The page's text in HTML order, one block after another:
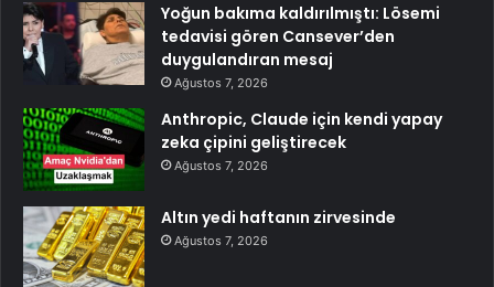
Yoğun bakıma kaldırılmıştı: Lösemi
tedavisi gören Cansever’den
duygulandıran mesaj
Ağustos 7, 2026
Anthropic, Claude için kendi yapay
zeka çipini geliştirecek
Ağustos 7, 2026
Altın yedi haftanın zirvesinde
Ağustos 7, 2026